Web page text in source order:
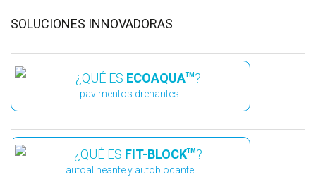
SOLUCIONES INNOVADORAS
¿QUÉ ES ECOAQUATM ?
pavimentos drenantes
¿QUÉ ES FIT-BLOCKTM ?
autoalineante y autoblocante